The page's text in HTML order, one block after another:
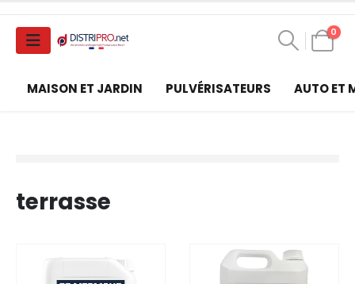
0
MAISON ET JARDIN PULVÉRISATEURS AUTO ET
terrasse